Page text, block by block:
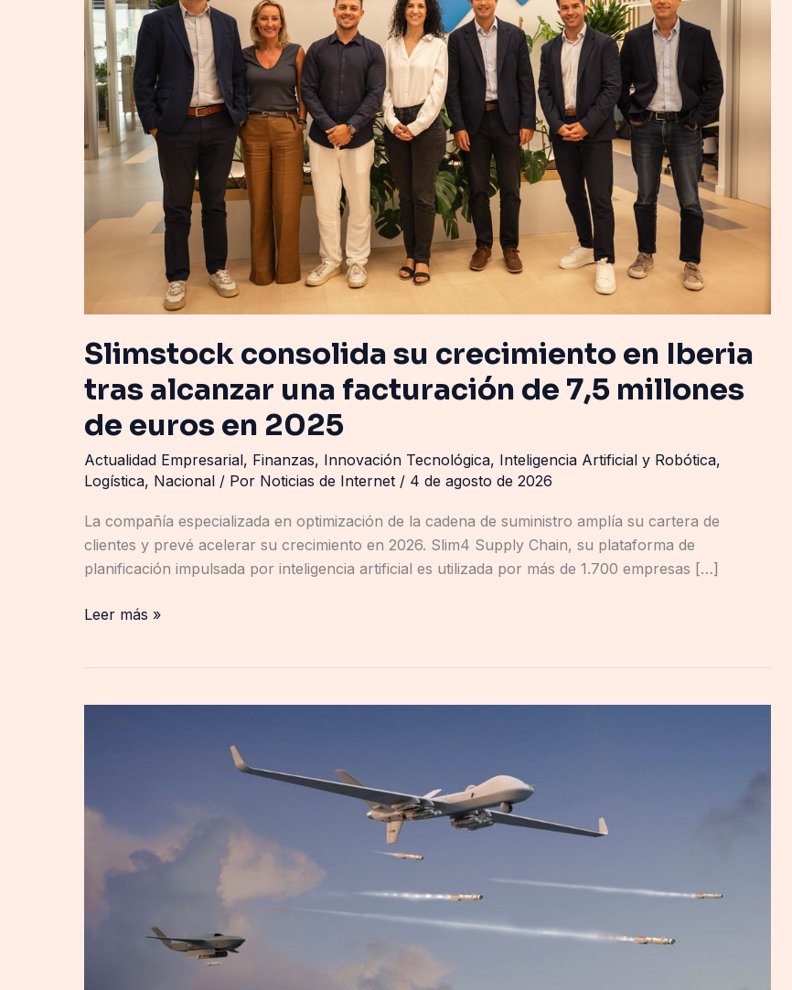
Slimstock consolida su crecimiento en Iberia
tras alcanzar una facturación de 7,5 millones
de euros en 2025
Actualidad Empresarial, Finanzas, Innovación Tecnológica, Inteligencia Artificial y Robótica,
Logística, Nacional / Por Noticias de Internet / 4 de agosto de 2026
La compañía especializada en optimización de la cadena de suministro amplía su cartera de
clientes y prevé acelerar su crecimiento en 2026. Slim4 Supply Chain, su plataforma de
planificación impulsada por inteligencia artificial es utilizada por más de 1.700 empresas […]
Iberia
tras
alcanzar
una
facturación
de
7,5
euros
Leer más »
se
comprometen